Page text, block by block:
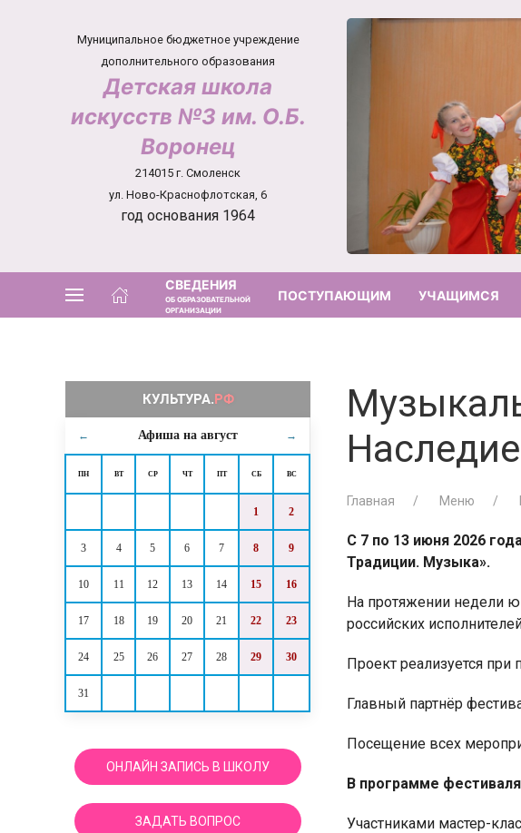
Муниципальное бюджетное учреждение
дополнительного образования
Детская школа
искусств №3 им. О.Б.
Воронец
214015 г. Смоленск
ул. Ново-Краснофлотская, 6
год основания 1964
СВЕДЕНИЯ
ОБ ОБРАЗОВАТЕЛЬНОЙ
ОРГАНИЗАЦИИ
ПОСТУПАЮЩИМ УЧАЩИМСЯ
← Афиша на август →
ПН ВТ СР ЧТ ПТ СБ ВС
1 2
3 4 5 6 7 8 9
10 11 12 13 14 15 16
17 18 19 20 21 22 23
24 25 26 27 28 29 30
31
ОНЛАЙН ЗАПИСЬ В ШКОЛУ
ЗАДАТЬ ВОПРОС
Главная Меню
С 7 по 13 июня 2026
Традиции. Музыка».
На протяжении недели
российских
Проект реализуется
Главный партнёр
Посещение всех
В программе фестиваля
Участниками мастер-